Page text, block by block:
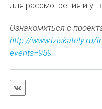
для рассмотрения и
Ознакомиться с
http://www.iziskately.ru/
events=959